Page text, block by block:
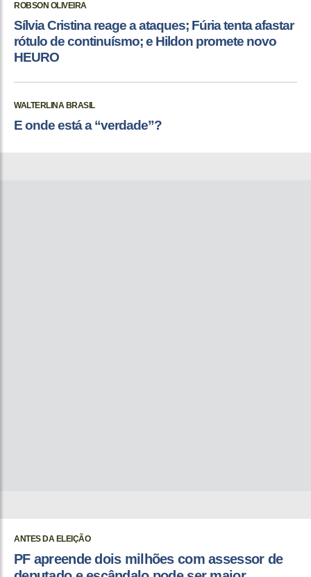
ROBSON OLIVEIRA
Sílvia Cristina reage a ataques; Fúria tenta afastar
rótulo de continuísmo; e Hildon promete novo
HEURO
WALTERLINA BRASIL
E onde está a “verdade”?
ANTES DA ELEIÇÃO
PF apreende dois milhões com assessor de